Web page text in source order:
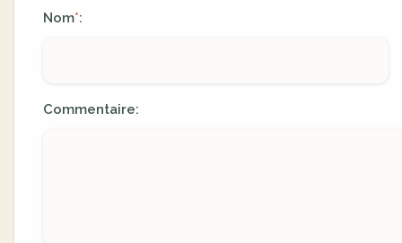
Nom*:
Commentaire: